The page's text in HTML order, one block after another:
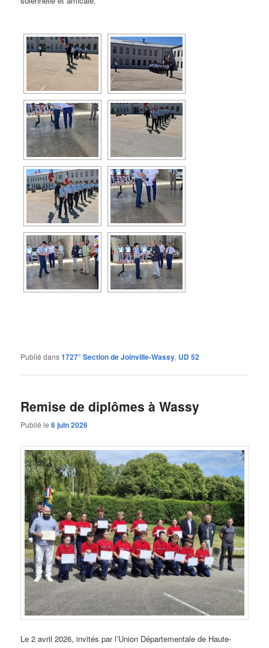
Publié dans1727° Section de Joinville-Wassy, UD 52
Remise de diplômes à Wassy
Publié le6 juin 2026
Le 2 avril 2026, invités par l’Union Départementale de Haute-